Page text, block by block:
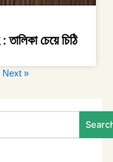
তালিকা চেয়ে চিঠি
Next »